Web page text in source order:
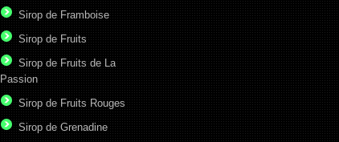
Sirop de Framboise
Sirop de Fruits
Sirop de Fruits de La
Passion
Sirop de Fruits Rouges
Sirop de Grenadine